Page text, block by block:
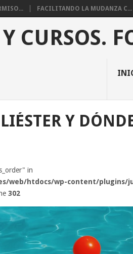
FACILITANDO LA MUDANZA C...
CURSOS.
Y
in
web/htdocs/wp-content/plugins/
302